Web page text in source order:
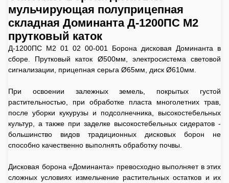
мульчирующая полуприцепная
складная Доминанта Д-1200ПС М2
прутковый каток
Д-1200ПС М2 01 02 00-001 Борона дисковая Доминанта в
сборе. Прутковый каток Ø500мм, электросистема световой
сигнализации, прицепная серьга Ø65мм, диск Ø610мм.
При освоении залежных земель, покрытых густой
растительностью, при обработке пласта многолетних трав,
после уборки кукурузы и подсолнечника, высокостебельных
культур, а также при заделке высокостебельных сидератов -
большинство видов традиционных дисковых борон не
способно качественно выполнять обработку почвы.
Дисковая борона «Доминанта» превосходно выполняет в этих
сложных условиях измельчение растительных остатков и их